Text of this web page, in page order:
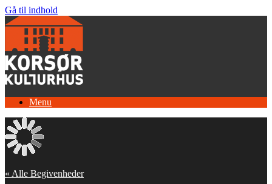
Gå til indhold
Menu
« Alle Begivenheder